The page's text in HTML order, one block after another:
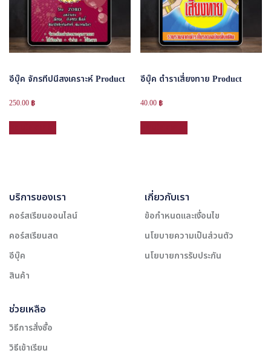
อีบุ๊ค จักรทีปนีสงเคราะห์ Product
250.00 ฿
อีบุ๊ค ตำราเสี่ยงทาย Product
40.00 ฿
บริการของเรา
คอร์สเรียนออนไลน์
คอร์สเรียนสด
อีบุ๊ค
สินค้า
เกี่ยวกับเรา
ข้อกำหนดและเงื่อนไข
นโยบายความเป็นส่วนตัว
นโยบายการรับประกัน
ช่วยเหลือ
วิธีการสั่งซื้อ
วิธีเข้าเรียน